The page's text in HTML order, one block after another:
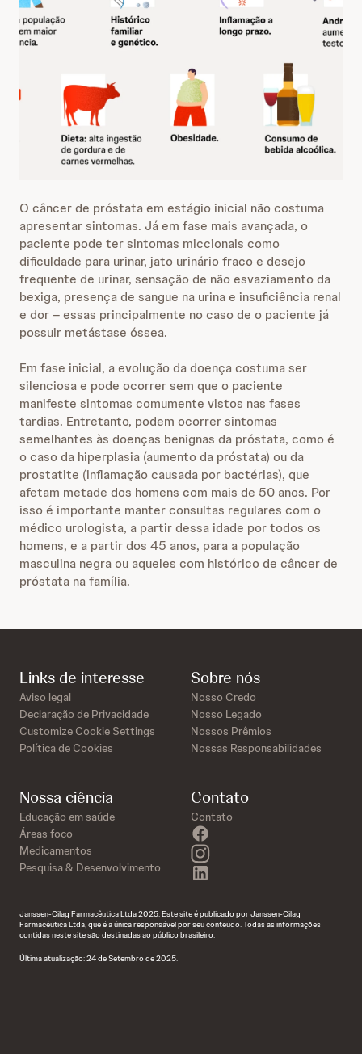
O câncer de próstata em estágio inicial não costuma
apresentar sintomas. Já em fase mais avançada, o
paciente pode ter sintomas miccionais como
dificuldade para urinar, jato urinário fraco e desejo
frequente de urinar, sensação de não esvaziamento da
bexiga, presença de sangue na urina e insuficiência renal
e dor – essas principalmente no caso de o paciente já
possuir metástase óssea.
Em fase inicial, a evolução da doença costuma ser
silenciosa e pode ocorrer sem que o paciente
manifeste sintomas comumente vistos nas fases
tardias. Entretanto, podem ocorrer sintomas
semelhantes às doenças benignas da próstata, como é
o caso da hiperplasia (aumento da próstata) ou da
prostatite (inflamação causada por bactérias), que
afetam metade dos homens com mais de 50 anos. Por
isso é importante manter consultas regulares com o
médico urologista, a partir dessa idade por todos os
homens, e a partir dos 45 anos, para a população
masculina negra ou aqueles com histórico de câncer de
próstata na família.
Sobre nós
Nosso Credo
Nosso Legado
Nossos Prêmios
Nossas Responsabilidades
Nossa ciência
Educação em saúde
Áreas foco
Medicamentos
Pesquisa & Desenvolvimento
Contato
Contato
instagram
Links de interesse
Aviso legal
Declaração de Privacidade
Customize Cookie Settings
Política de Cookies
Janssen-Cilag Farmacêutica Ltda 2025. Este site é publicado por Janssen-Cilag
Farmacêutica Ltda, que é a única responsável por seu conteúdo. Todas as informações
contidas neste site são destinadas ao público brasileiro.
Última atualização: 24 de Setembro de 2025.